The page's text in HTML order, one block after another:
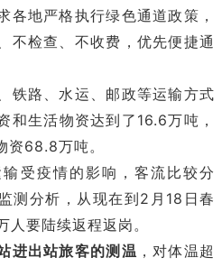
各地严格执行绿色通道政策，
不检查、不收费，优先便捷通
铁路、水运、邮政等运输方式
和生活物资达到了16.6万吨，
资68.8万吨。
受疫情的影响，客流比较分
测分析，从现在到2月18日春
要陆续返程返岗。
进出站旅客的测温 ，对体温超